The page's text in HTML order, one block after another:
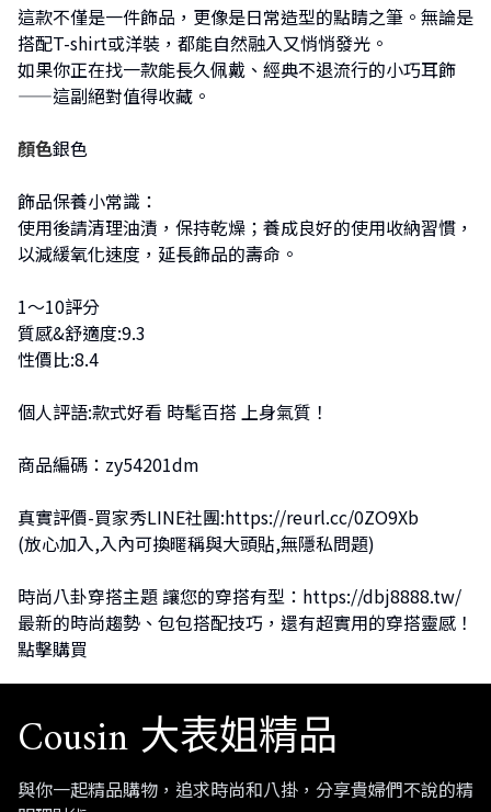
這款不僅是一件飾品，更像是日常造型的點睛之筆。無論是
搭配T-shirt或洋裝，都能自然融入又悄悄發光。
如果你正在找一款能長久佩戴、經典不退流行的小巧耳飾
——這副絕對值得收藏。
顏色銀色
飾品保養小常識：
使用後請清理油漬，保持乾燥；養成良好的使用收納習慣，
以減緩氧化速度，延長飾品的壽命。
1～10評分
質感&舒適度:9.3
性價比:8.4
個人評語:款式好看 時髦百搭 上身氣質！
商品編碼：zy54201dm
真實評價-買家秀LINE社團:https://reurl.cc/0ZO9Xb
(放心加入,入內可換暱稱與大頭貼,無隱私問題)
時尚八卦穿搭主題 讓您的穿搭有型： https://dbj8888.tw/
最新的時尚趨勢、包包搭配技巧，還有超實用的穿搭靈感！
點擊購買
Cousin 大表姐精品
與你一起精品購物，追求時尚和八掛，分享貴婦們不說的精